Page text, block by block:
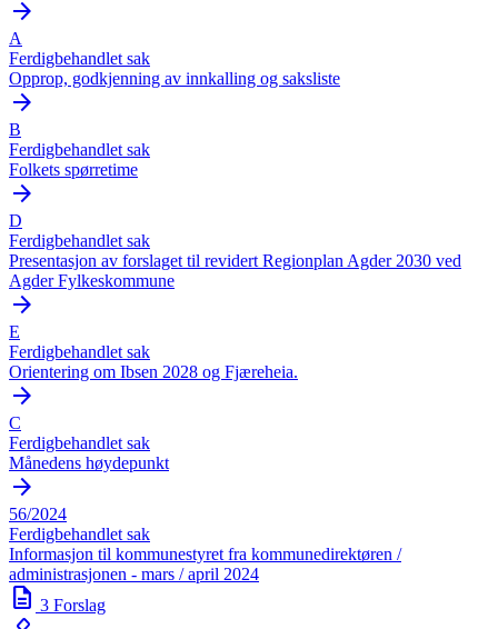
arrow_forward
A
Ferdigbehandlet sak
Opprop, godkjenning av innkalling og saksliste
arrow_forward
B
Ferdigbehandlet sak
Folkets spørretime
arrow_forward
D
Ferdigbehandlet sak
Presentasjon av forslaget til revidert Regionplan Agder 2030 ved
Agder Fylkeskommune
arrow_forward
E
Ferdigbehandlet sak
Orientering om Ibsen 2028 og Fjæreheia.
arrow_forward
C
Ferdigbehandlet sak
Månedens høydepunkt
arrow_forward
56/2024
Ferdigbehandlet sak
Informasjon til kommunestyret fra kommunedirektøren /
administrasjonen - mars / april 2024
description 3 Forslag